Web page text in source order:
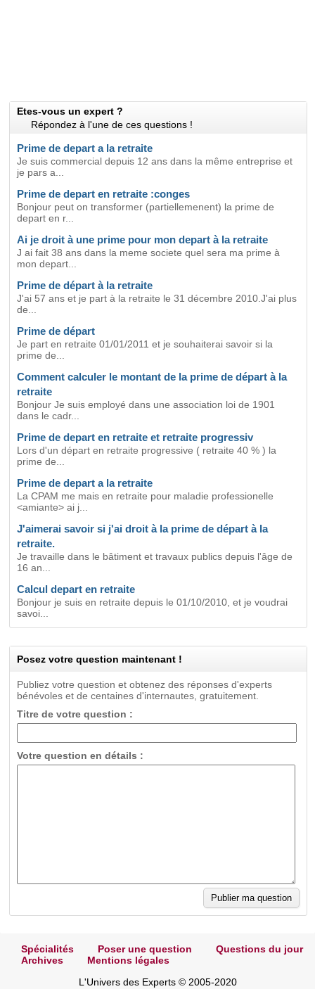
Etes-vous un expert ?
Répondez à l'une de ces questions !
Prime de depart a la retraite
Je suis commercial depuis 12 ans dans la même entreprise et
je pars a...
Prime de depart en retraite :conges
Bonjour peut on transformer (partiellemenent) la prime de
depart en r...
Ai je droit à une prime pour mon depart à la retraite
J ai fait 38 ans dans la meme societe quel sera ma prime à
mon depart...
Prime de départ à la retraite
J'ai 57 ans et je part à la retraite le 31 décembre 2010.J'ai plus
de...
Prime de départ
Je part en retraite 01/01/2011 et je souhaiterai savoir si la
prime de...
Comment calculer le montant de la prime de départ à la
retraite
Bonjour Je suis employé dans une association loi de 1901
dans le cadr...
Prime de depart en retraite et retraite progressiv
Lors d'un départ en retraite progressive ( retraite 40 % ) la
prime de...
Prime de depart a la retraite
La CPAM me mais en retraite pour maladie professionelle
<amiante> ai j...
J'aimerai savoir si j'ai droit à la prime de départ à la
retraite.
Je travaille dans le bâtiment et travaux publics depuis l'âge de
16 an...
Calcul depart en retraite
Bonjour je suis en retraite depuis le 01/10/2010, et je voudrai
savoi...
Posez votre question maintenant !
Publiez votre question et obtenez des réponses d'experts
bénévoles et de centaines d'internautes, gratuitement.
Titre de votre question :
Votre question en détails :
Spécialités Poser une question
Questions du jour
Archives
Mentions légales
L'Univers des Experts © 2005-2020